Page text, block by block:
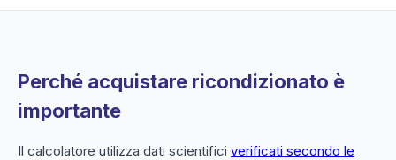
Perché acquistare ricondizionato è
importante
Il calcolatore utilizza dati scientifici verificati secondo le